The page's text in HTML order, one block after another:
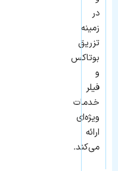
در
زمینه
تزریق
بوتاکس
و
فیلر
خدمات
ویژه‌ای
ارائه
می‌کند.